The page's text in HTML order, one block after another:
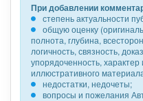
При добавлении
степень актуальности
общую оценку
полнота, глубина,
логичность, связность,
упорядоченность,
иллюстративного
недостатки, недочеты;
вопросы и пожелания